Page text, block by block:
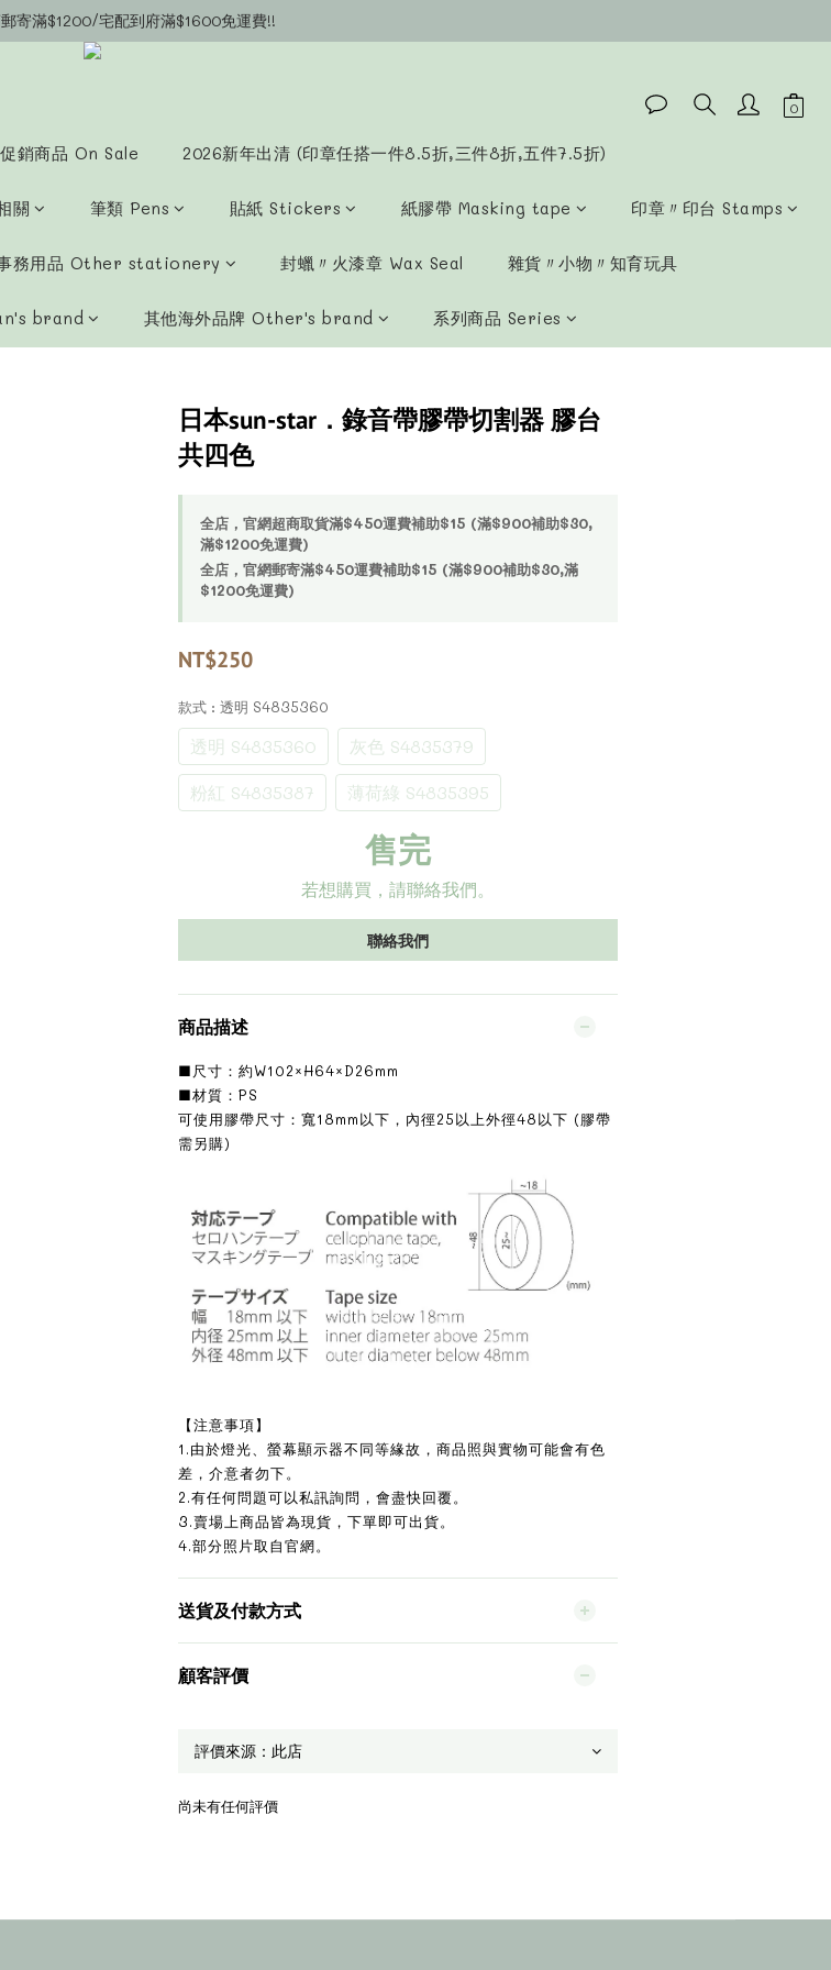
集中~立即註冊即可獲得購物金$20!!!
寄滿$1200/宅配到府滿$1600免運費!!
集中~立即註冊即可獲得購物金$20!!!
促銷商品 On Sale 2026新年出清 (印章任搭一件8.5折,三件8折,五件7.5折)
關 筆類 Pens 貼紙 Stickers 紙膠帶 Masking tape 印章〃印台 Stamps
務用品 Other stationery 封蠟〃火漆章 Wax Seal 雜貨〃小物〃知育玩具
brand 其他海外品牌 Other's brand 系列商品 Series
日本sun-star．錄音帶膠帶切割器 膠台
共四色
全店，官網超商取貨滿$450運費補助$15 (滿$900補助$30,
滿$1200免運費)
全店，官網郵寄滿$450運費補助$15 (滿$900補助$30,滿
$1200免運費)
NT$250
款式 : 透明 S4835360
透明 S4835360
灰色 S4835379
粉紅 S4835387
薄荷綠 S4835395
售完
若想購買，請聯絡我們。
聯絡我們
商品描述
■尺寸：約W102×H64×D26mm
■材質：PS
可使用膠帶尺寸：寬18mm以下，內徑25以上外徑48以下 (膠帶
需另購)
【注意事項】
1.由於燈光、螢幕顯示器不同等緣故，商品照與實物可能會有色
差，介意者勿下。
2.有任何問題可以私訊詢問，會盡快回覆。
3.賣場上商品皆為現貨，下單即可出貨。
4.部分照片取自官網。
送貨及付款方式
顧客評價
尚未有任何評價